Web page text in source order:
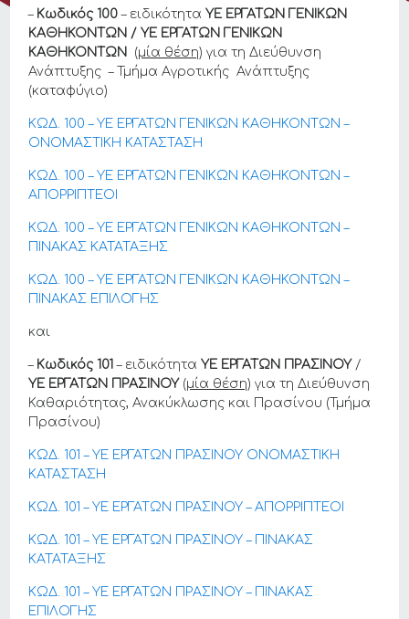
– Κωδικός 100 – ειδικότηταΥΕ ΕΡΓΑΤΩΝ ΓΕΝΙΚΩΝ
ΚΑΘΗΚΟΝΤΩΝ / ΥΕ ΕΡΓΑΤΩΝ ΓΕΝΙΚΩΝ
ΚΑΘΗΚΟΝΤΩΝ (μία θέση) για τη Διεύθυνση
Ανάπτυξης – Τμήμα Αγροτικής Ανάπτυξης
(καταφύγιο)
ΚΩΔ. 100 – ΥΕ ΕΡΓΑΤΩΝ ΓΕΝΙΚΩΝ ΚΑΘΗΚΟΝΤΩΝ –
ΟΝΟΜΑΣΤΙΚΗ ΚΑΤΑΣΤΑΣΗ
ΚΩΔ. 100 – ΥΕ ΕΡΓΑΤΩΝ ΓΕΝΙΚΩΝ ΚΑΘΗΚΟΝΤΩΝ –
ΑΠΟΡΡΙΠΤΕΟΙ
ΚΩΔ. 100 – ΥΕ ΕΡΓΑΤΩΝ ΓΕΝΙΚΩΝ ΚΑΘΗΚΟΝΤΩΝ –
ΠΙΝΑΚΑΣ ΚΑΤΑΤΑΞΗΣ
ΚΩΔ. 100 – ΥΕ ΕΡΓΑΤΩΝ ΓΕΝΙΚΩΝ ΚΑΘΗΚΟΝΤΩΝ –
ΠΙΝΑΚΑΣ ΕΠΙΛΟΓΗΣ
και
– Κωδικός 101 – ειδικότηταΥΕ ΕΡΓΑΤΩΝ ΠΡΑΣΙΝΟΥ /
ΥΕ ΕΡΓΑΤΩΝ ΠΡΑΣΙΝΟΥ (μία θέση) για τη Διεύθυνση
Καθαριότητας, Ανακύκλωσης και Πρασίνου (Τμήμα
Πρασίνου)
ΚΩΔ. 101 – ΥΕ ΕΡΓΑΤΩΝ ΠΡΑΣΙΝΟΥ ΟΝΟΜΑΣΤΙΚΗ
ΚΑΤΑΣΤΑΣΗ
ΚΩΔ. 101 – ΥΕ ΕΡΓΑΤΩΝ ΠΡΑΣΙΝΟΥ – ΑΠΟΡΡΙΠΤΕΟΙ
ΚΩΔ. 101 – ΥΕ ΕΡΓΑΤΩΝ ΠΡΑΣΙΝΟΥ – ΠΙΝΑΚΑΣ
ΚΑΤΑΤΑΞΗΣ
ΚΩΔ. 101 – ΥΕ ΕΡΓΑΤΩΝ ΠΡΑΣΙΝΟΥ – ΠΙΝΑΚΑΣ
ΕΠΙΛΟΓΗΣ